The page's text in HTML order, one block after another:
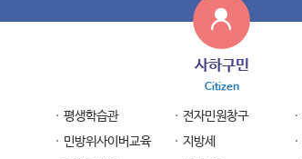
사하구민
Citizen
평생학습관 전자민원창구
민방위사이버교육
지방세